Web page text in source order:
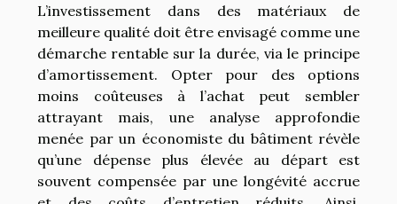
L’investissement dans des matériaux de
meilleure qualité doit être envisagé comme une
démarche rentable sur la durée, via le principe
d’amortissement. Opter pour des options
moins coûteuses à l’achat peut sembler
attrayant mais, une analyse approfondie
menée par un économiste du bâtiment révèle
qu’une dépense plus élevée au départ est
souvent compensée par une longévité accrue